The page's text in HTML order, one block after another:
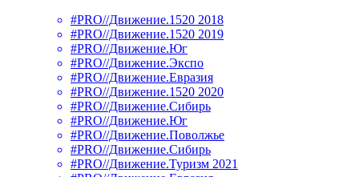
#PRO//Движение.1520 2018
#PRO//Движение.1520 2019
#PRO//Движение.Юг
#PRO//Движение.Экспо
#PRO//Движение.Евразия
#PRO//Движение.1520 2020
#PRO//Движение.Сибирь
#PRO//Движение.Юг
#PRO//Движение.Поволжье
#PRO//Движение.Сибирь
#PRO//Движение.Туризм 2021